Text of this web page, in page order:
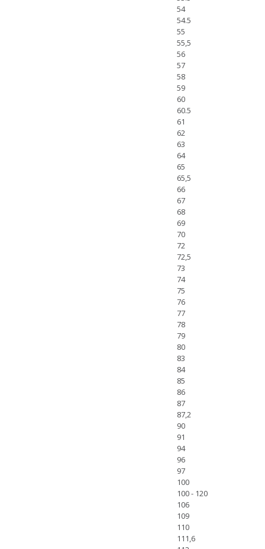
54
54.5
55
55,5
56
57
58
59
60
60.5
61
62
63
64
65
65,5
66
67
68
69
70
72
72,5
73
74
75
76
77
78
79
80
83
84
85
86
87
87,2
90
91
94
96
97
100
100 - 120
106
109
110
111,6